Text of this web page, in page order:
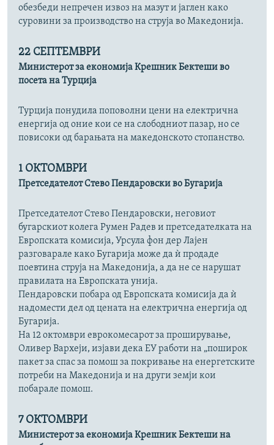
обезбеди непречен извоз на мазут и јаглен како
суровини за производство на струја во Македонија.
22 СЕПТЕМВРИ
Министерот за економија Крешник Бектеши во
посета на Турција
Турција понудила поповолни цени на електрична
енергија од оние кои се на слободниот пазар, но се
повисоки од барањата на македонското стопанство.
1 ОКТОМВРИ
Претседателот Стево Пендаровски во Бугарија
Претседателот Стево Пендаровски, неговиот
бугарскиот колега Румен Радев и претседателката на
Европската комисија, Урсула фон дер Лајен
разговарале како Бугарија може да ѝ продаде
поевтина струја на Македонија, а да не се нарушат
правилата на Европската унија.
Пендаровски побара од Европската комисија да ѝ
надомести дел од цената на електрична енергија од
Бугарија.
На 12 октомври еврокомесарот за проширување,
Оливер Вархеји, изјави дека ЕУ работи на „поширок
пакет за спас за помош за покривање на енергетските
потреби на Македонија и на други земји кои
побарале помош.
7 ОКТОМВРИ
Министерот за економија Крешник Бектеши на